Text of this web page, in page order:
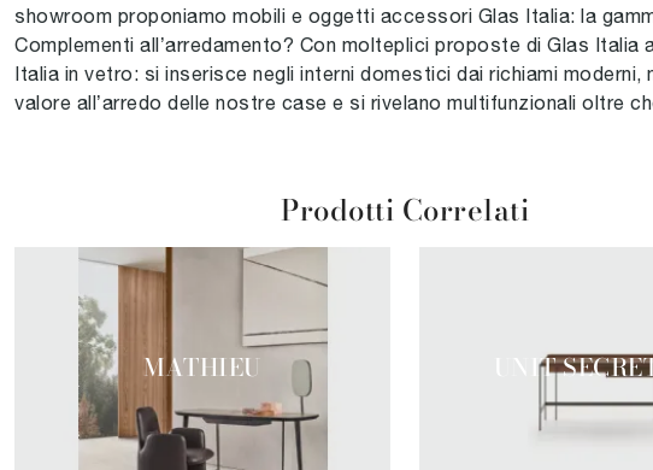
showroom proponiamo mobili e oggetti accessori Glas Italia: la
Complementi all’arredamento? Con molteplici proposte di Glas
Italia in vetro: si inserisce negli interni domestici dai richiami
valore all’arredo delle nostre case e si rivelano multifunzionali oltre
Prodotti Correlati
MATHIEU UNIT